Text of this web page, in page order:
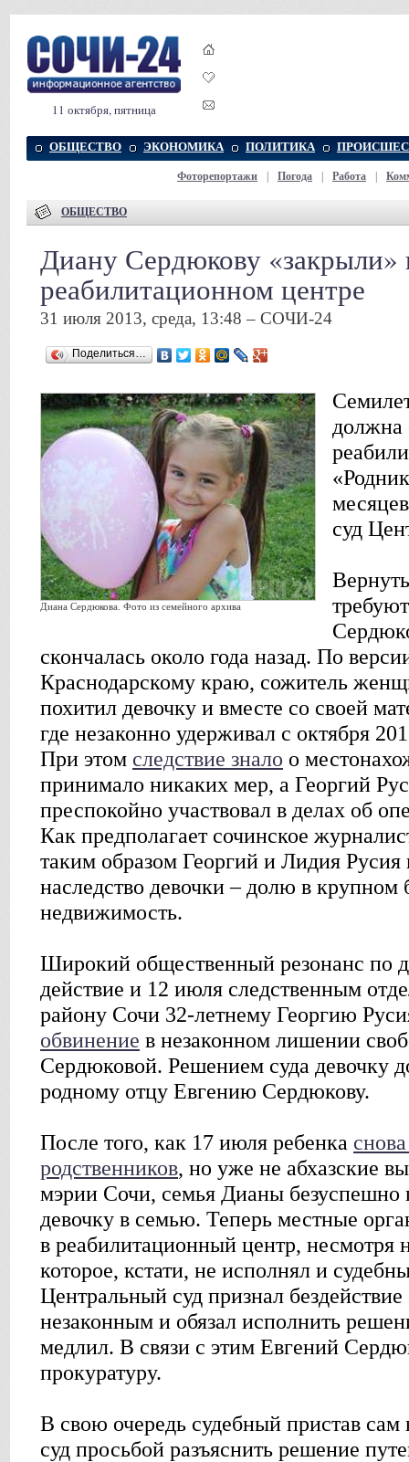
11 октября, пятница
ОБЩЕСТВО ЭКОНОМИКА ПОЛИТИКА
Фоторепортажи Погода Работа
ОБЩЕСТВО
Диану Сердюкову «закрыли»
реабилитационном центре
31 июля 2013, среда, 13:48 – СОЧИ-24
Поделиться…
Диана Сердюкова. Фото из семейного архива
должна
суд
скончалась около года назад. По
Краснодарскому краю, сожитель
похитил девочку и вместе со своей
где незаконно удерживал с октября
При этом следствие знало о
принимало никаких мер, а Георгий
преспокойно участвовал в делах об
Как предполагает сочинское
таким образом Георгий и Лидия Русия
наследство девочки – долю в крупном
недвижимость.
Широкий общественный резонанс по
действие и 12 июля следственным
району Сочи 32-летнему Георгию
обвинение в незаконном лишении
Сердюковой. Решением суда девочку
родному отцу Евгению Сердюкову.
После того, как 17 июля ребенка
родственников, но уже не абхазские
мэрии Сочи, семья Дианы безуспешно
девочку в семью. Теперь местные
в реабилитационный центр, несмотря
которое, кстати, не исполнял и
Центральный суд признал бездействие
незаконным и обязал исполнить
медлил. В связи с этим Евгений
прокуратуру.
В свою очередь судебный пристав сам
суд просьбой разъяснить решение